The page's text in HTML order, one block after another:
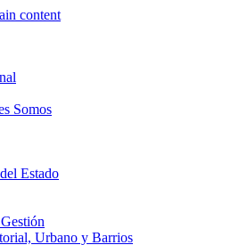
content
Somos
Estado
Urbano y Barrios